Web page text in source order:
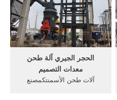
الحجر الجيري آلة طحن
معدات التصميم
آلات طحن الأسمنتكمصنع